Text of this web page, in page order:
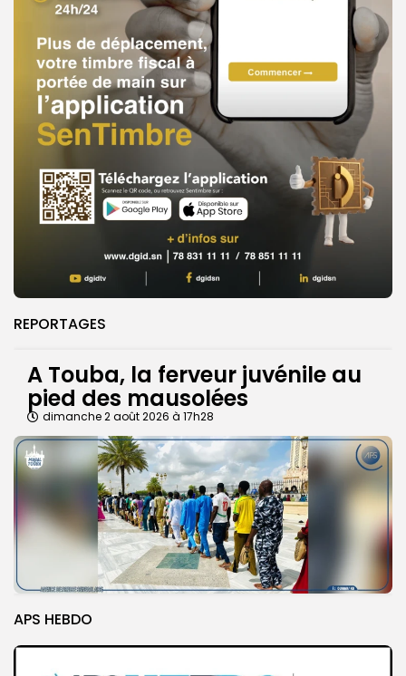
REPORTAGES
A Touba, la ferveur juvénile au
pied des mausolées
dimanche 2 août 2026 à 17h28
APS HEBDO